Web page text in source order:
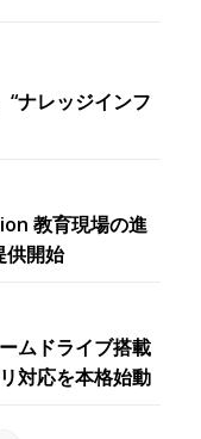
“ナレッジインフ
教育現場の進
供開始
ムドライブ搭載
対応を本格始動